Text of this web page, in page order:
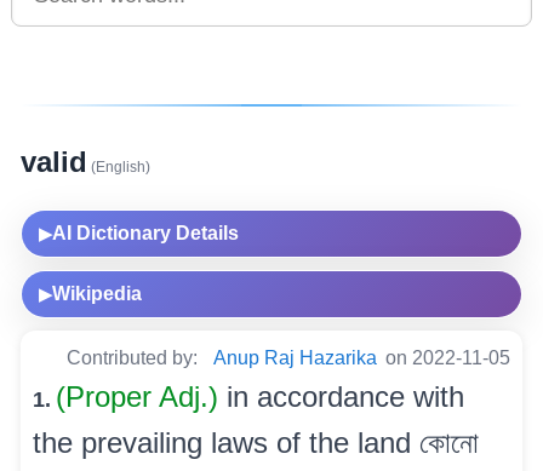
valid (English)
▶AI Dictionary Details
▶Wikipedia
Contributed by: Anup Raj Hazarika on 2022-11-05
1. (Proper Adj.) in accordance with
the prevailing laws of the land কোনো